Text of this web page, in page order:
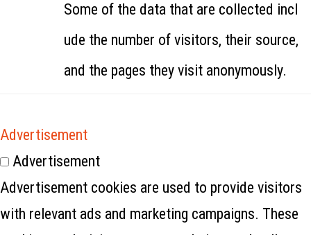
Some of the data that are collected incl
ude the number of visitors, their source,
and the pages they visit anonymously.
Advertisement
Advertisement
Advertisement cookies are used to provide visitors
with relevant ads and marketing campaigns. These